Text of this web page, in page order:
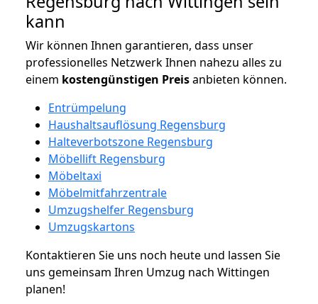
kann
Wir können Ihnen garantieren, dass unser
professionelles Netzwerk Ihnen nahezu alles zu
einem kostengünstigen Preisanbieten können.
Entrümpelung
Haushaltsauflösung Regensburg
Halteverbotszone Regensburg
Möbellift Regensburg
Möbeltaxi
Möbelmitfahrzentrale
Umzugshelfer Regensburg
Umzugskartons
Kontaktieren Sie uns noch heute und lassen Sie
uns gemeinsam Ihren Umzug nach Wittingen
planen!